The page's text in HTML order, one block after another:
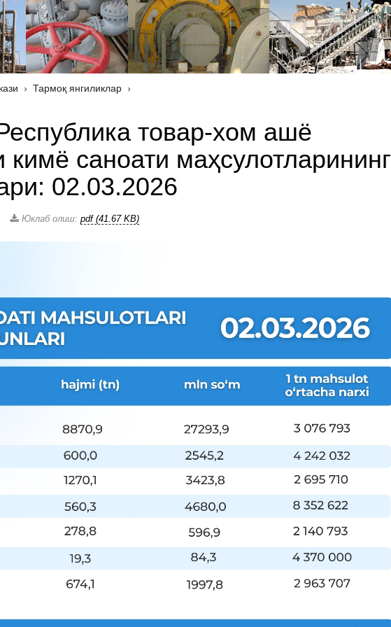
Тармоқ янгиликлар
товар-хом ашё
кимё саноати маҳсулотларининг
02.03.2026
Юклаб олиш: pdf (41.67 KB)